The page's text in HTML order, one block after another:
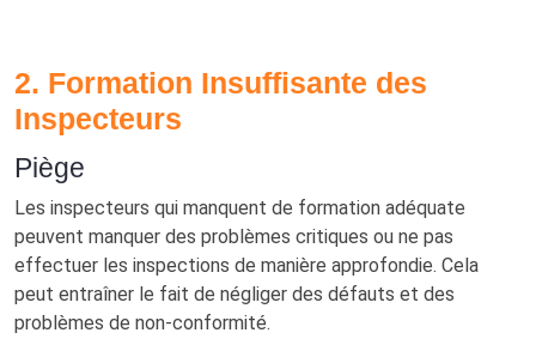
2. Formation Insuffisante des
Inspecteurs
Piège
Les inspecteurs qui manquent de formation adéquate
peuvent manquer des problèmes critiques ou ne pas
effectuer les inspections de manière approfondie. Cela
peut entraîner le fait de négliger des défauts et des
problèmes de non-conformité.